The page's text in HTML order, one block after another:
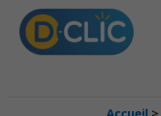
Accueil >